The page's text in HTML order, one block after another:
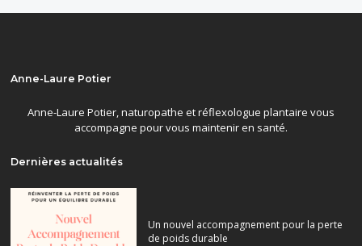
Anne-Laure Potier
Anne-Laure Potier, naturopathe et réflexologue plantaire vous
accompagne pour vous maintenir en santé.
Dernières actualités
Un nouvel accompagnement pour la perte
de poids durable